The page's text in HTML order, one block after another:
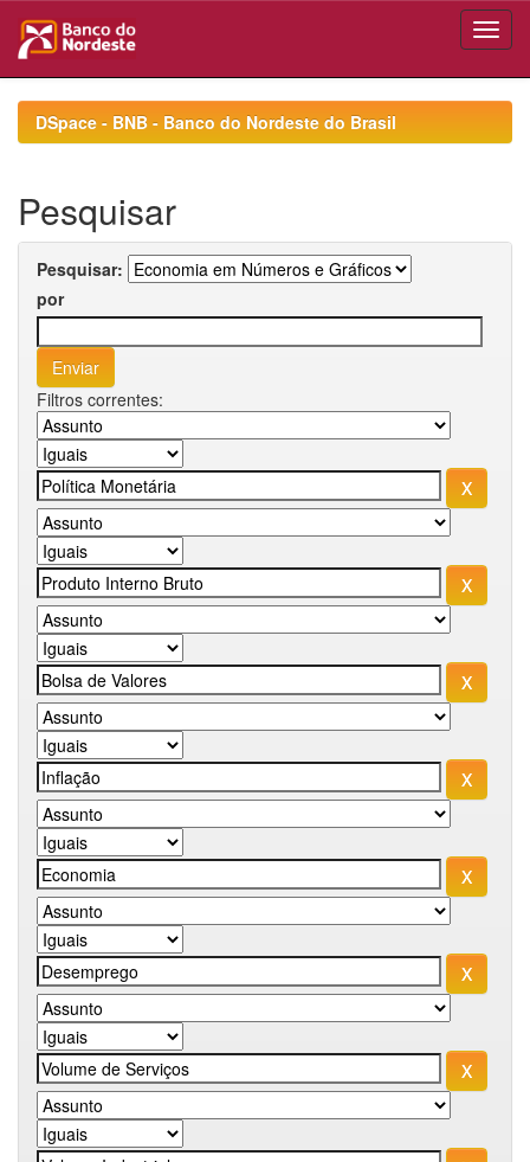
navigationDSpace - BNB - Banco do Nordeste do Brasil
Pesquisar
Pesquisar:
por
Filtros correntes: